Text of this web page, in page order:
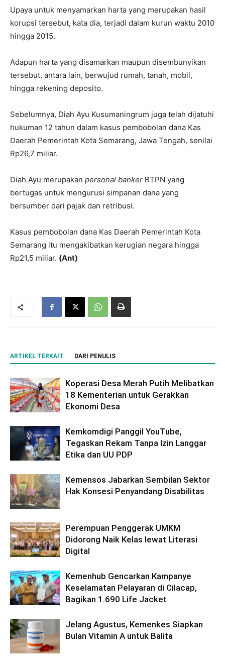
Upaya untuk menyamarkan harta yang merupakan hasil
korupsi tersebut, kata dia, terjadi dalam kurun waktu 2010
hingga 2015.
Adapun harta yang disamarkan maupun disembunyikan
tersebut, antara lain, berwujud rumah, tanah, mobil,
hingga rekening deposito.
Sebelumnya, Diah Ayu Kusumaningrum juga telah dijatuhi
hukuman 12 tahun dalam kasus pembobolan dana Kas
Daerah Pemerintah Kota Semarang, Jawa Tengah, senilai
Rp26,7 miliar.
Diah Ayu merupakan personal banker BTPN yang
bertugas untuk mengurusi simpanan dana yang
bersumber dari pajak dan retribusi.
Kasus pembobolan dana Kas Daerah Pemerintah Kota
Semarang itu mengakibatkan kerugian negara hingga
Rp21,5 miliar. (Ant)
ARTIKEL TERKAIT DARI PENULIS
Koperasi Desa Merah Putih Melibatkan
18 Kementerian untuk Gerakkan
Ekonomi Desa
Kemkomdigi Panggil YouTube,
Tegaskan Rekam Tanpa Izin Langgar
Etika dan UU PDP
Kemensos Jabarkan Sembilan Sektor
Hak Konsesi Penyandang Disabilitas
Perempuan Penggerak UMKM
Didorong Naik Kelas lewat Literasi
Digital
Kemenhub Gencarkan Kampanye
Keselamatan Pelayaran di Cilacap,
Bagikan 1.690 Life Jacket
Jelang Agustus, Kemenkes Siapkan
Bulan Vitamin A untuk Balita